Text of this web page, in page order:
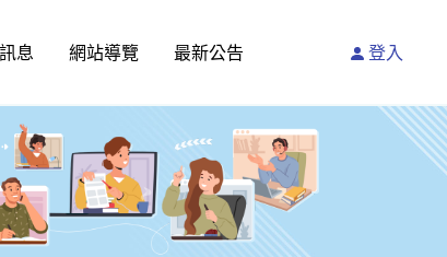
息 網站導覽 最新公告 登入